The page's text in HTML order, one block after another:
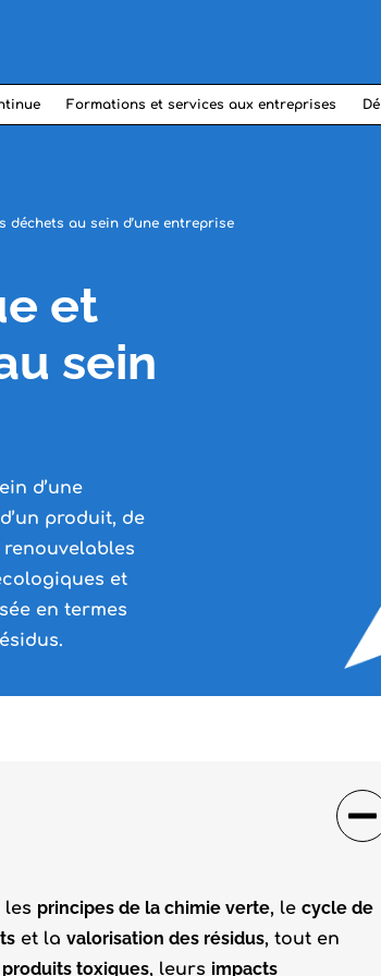
Formations et services aux entreprises
au sein d’une entreprise
et
sein
d’une
produit, de
et
en termes
principes de la chimie verte, le cycle de
et la valorisation des résidus, tout en
produits toxiques, leurs impacts